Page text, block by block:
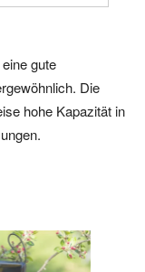
gute
Die
hohe Kapazität in